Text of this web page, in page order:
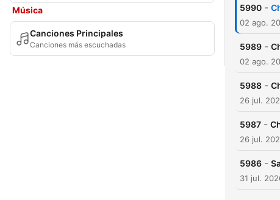
Música
Canciones Principales
Canciones más escuchadas
5990 -
02 ago.
5989 -
02 ago.
5988 -
26 jul.
5987 -
26 jul.
5986 -
31 jul.